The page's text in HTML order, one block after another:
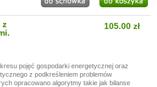
z
105.00 zł
pojęć gospodarki energetycznej oraz
z podkreśleniem problemów
opracowano algorytmy takie jak bilanse